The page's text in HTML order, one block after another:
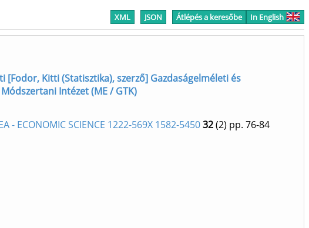
XML JSON Átlépés a keresőbe In English
[Fodor, Kitti (Statisztika), szerző] Gazdaságelméleti és
Intézet (ME / GTK)
- ECONOMIC SCIENCE 1222-569X 1582-545032(2) pp. 76-84